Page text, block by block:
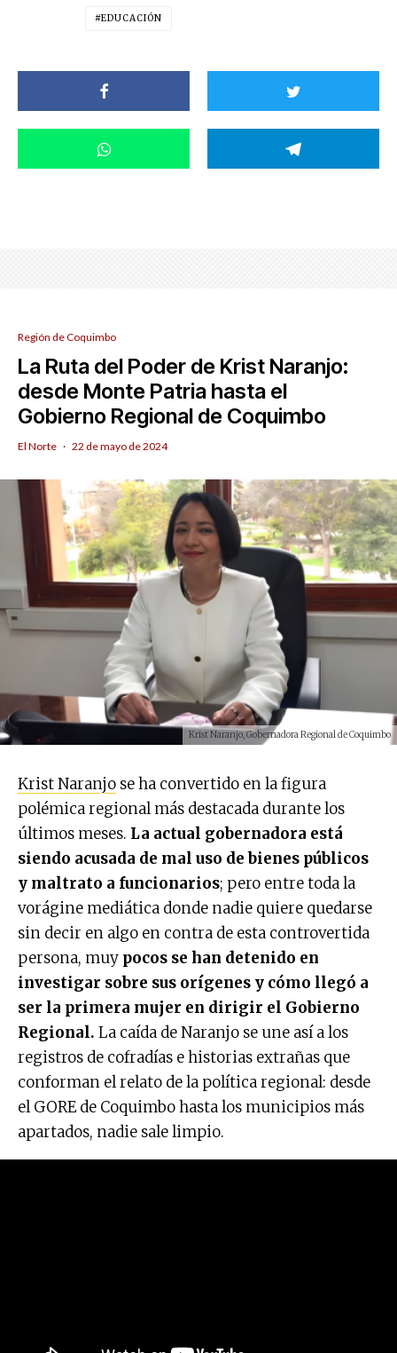
EDUCACIÓN
Región de Coquimbo
La Ruta del Poder de Krist Naranjo:
desde Monte Patria hasta el
Gobierno Regional de Coquimbo
El Norte · 22 de mayo de 2024
Krist Naranjo, Gobernadora Regional de Coquimbo
Krist Naranjo se ha convertido en la figura
polémica regional más destacada durante los
últimos meses. La actual gobernadora está
siendo acusada de mal uso de bienes públicos
y maltrato a funcionarios; pero entre toda la
vorágine mediática donde nadie quiere quedarse
sin decir en algo en contra de esta controvertida
persona, muy pocos se han detenido en
investigar sobre sus orígenes y cómo llegó a
ser la primera mujer en dirigir el Gobierno
Regional. La caída de Naranjo se une así a los
registros de cofradías e historias extrañas que
conforman el relato de la política regional: desde
el GORE de Coquimbo hasta los municipios más
apartados, nadie sale limpio.